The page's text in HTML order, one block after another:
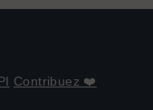
Contribuez ❤️